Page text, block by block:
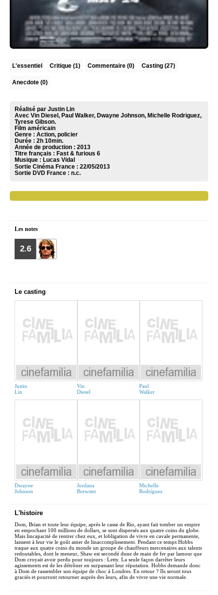
L'essentiel Critique (1) Commentaire (0) Casting (27)
Anecdote (0)
Réalisé par Justin Lin
Avec Vin Diesel, Paul Walker, Dwayne Johnson, Michelle Rodriguez,
Tyrese Gibson.
Film américain
Genre : Action, policier
Durée : 2h 10min.
Année de production : 2013
Titre français : Fast & furious 6
Musique : Lucas Vidal
Sortie Cinéma France : 22/05/2013
Sortie DVD France : n.c.
Les notes
2.6
Le casting
Justin
Lin
Vin
Diesel
Paul
Walker
Dwayne
Johnson
Jordana
Brewster
Michelle
Rodríguez
L'histoire
Dom, Brian et toute leur équipe, après le casse de Rio, ayant fait tomber un empire
en empochant 100 millions de dollars, se sont dispersés aux quatre coins du globe.
Mais lincapacité de rentrer chez eux, et lobligation de vivre en cavale permanente,
laissent à leur vie le goût amer de linaccomplissement. Pendant ce temps Hobbs
traque aux quatre coins du monde un groupe de chauffeurs mercenaires aux talents
redoutables, dont le meneur, Shaw est secondé dune de main de fer par lamour que
Dom croyait avoir perdu pour toujours : Letty. La seule façon darrêter leurs
agissements est de les détrôner en surpassant leur réputation. Hobbs demande donc
à Dom de rassembler son équipe de choc à Londres. En retour ? Ils seront tous
graciés et pourront retourner auprès des leurs, afin de vivre une vie normale.